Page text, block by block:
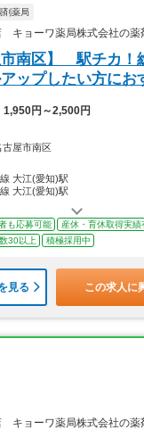
剤薬局
ョーワ薬局株式会社の薬
市南区】 駅チカ！
ップしたい方にお
1,950円～2,500円
古屋市南区
大江(愛知)駅
大江(愛知)駅
も応募可能 産休・育休取得実績
30以上 積極採用中
見る この求人に
ョーワ薬局株式会社の薬